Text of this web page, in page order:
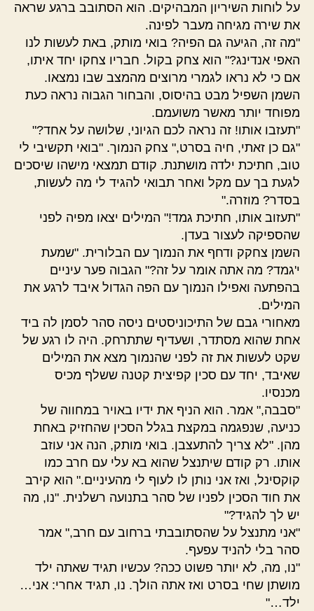
על לוחות השיריון המבהיקים. הוא הסתובב ברגע שראה
את שירה מגיחה מעבר לפינה.
"מה זה, הגיעה גם הפיה? בואי מותק, באת לעשות לנו
האפי אנדינג?" הוא צחק בקול. חבריו צחקו יחד איתו,
אם כי לא נראו לגמרי מרוצים מהמצב שבו נמצאו.
השמן השפיל מבט בהיסוס, והבחור הגבוה נראה כעת
מפוחד יותר מאשר משועמם.
"תעזבו אותו! זה נראה לכם הגיוני, שלושה על אחד?"
"גם כן זאתי, חיה בסרט," צחק הנמוך. "בואי תקשיבי לי
טוב, חתיכת ילדה מושתנת. קודם תמצאי מישהו שיסכים
לגעת בך עם מקל ואחר תבואי להגיד לי מה לעשות,
בסדר? מוזרה."
"תעזוב אותו, חתיכת גמד!" המילים יצאו מפיה לפני
שהספיקה לעצור בעדן.
השמן צחקק ודחף את הנמוך עם הבלורית. "שמעת
י'גמד? מה אתה אומר על זה?" הגבוה פער עיניים
בהפתעה ואפילו הנמוך עם הפה הגדול איבד לרגע את
המילים.
מאחורי גבם של התיכוניסטים ניסה סהר לסמן לה ביד
אחת שהוא מסתדר, ושעדיף שתתרחק. היה לו רגע של
שקט לעשות את זה לפני שהנמוך מצא את המילים
שאיבד, יחד עם סכין קפיצית קטנה ששלף מכיס
מכנסיו.
"סבבה," אמר. הוא הניף את ידיו באויר במחווה של
כניעה, שנפגמה במקצת בגלל הסכין שהחזיק באחת
מהן. "לא צריך להתעצבן. בואי מותק, הנה אני עוזב
אותו. רק קודם שיתנצל שהוא בא עלי עם חרב כמו
קוקסינל, ואז אני נותן לו לעוף לי מהעיניים." הוא קירב
את חוד הסכין לפניו של סהר בתנועה רשלנית. "נו, מה
יש לך להגיד?"
"אני מתנצל על שהסתובבתי ברחוב עם חרב," אמר
סהר בלי להניד עפעף.
"נו, מה, לא יותר פשוט ככה? עכשיו תגיד שאתה ילד
מושתן שחי בסרט ואז אתה הולך. נו, תגיד אחרי: אני…
ילד…"